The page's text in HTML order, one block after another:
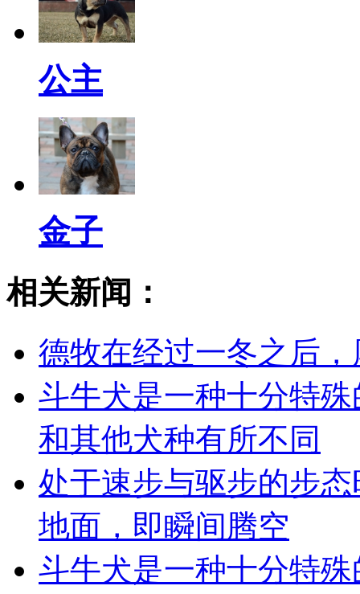
公主
金子
相关新闻：
德牧在经过一冬之后
斗牛犬是一种十分特
和其他犬种有所不同
处于速步与驱步的步
地面，即瞬间腾空
斗牛犬是一种十分特